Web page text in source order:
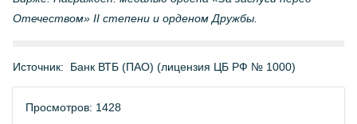
Отечеством» II степени и орденом Дружбы.
Источник: Банк ВТБ (ПАО) (лицензия ЦБ РФ № 1000)
Просмотров: 1428